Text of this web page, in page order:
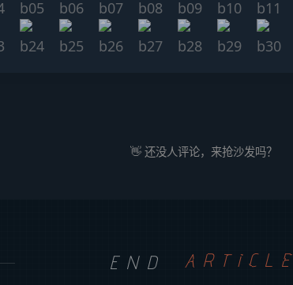
👋 还没人评论，来抢沙发吗？
END ARTICLE